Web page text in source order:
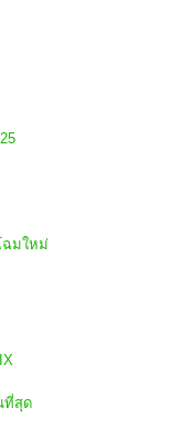
ฉมใหม่
ที่สุด